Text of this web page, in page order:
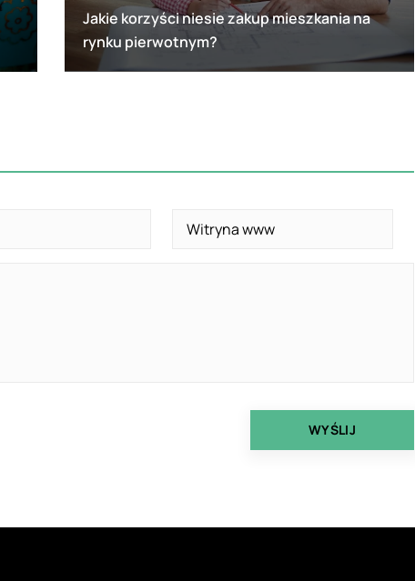
Jakie korzyści niesie zakup mieszkania na
rynku pierwotnym?